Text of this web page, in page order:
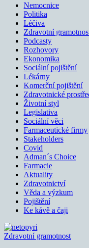
Nemocnice
Politika
Léčiva
Zdravotní
Podcasty
Rozhovory
Ekonomika
Sociální pojištění
Lékárny
Komerční pojištění
Zdravotnické
Životní styl
Legislativa
Sociální věci
Farmaceutické firmy
Stakeholders
Covid
Adman´s Choice
Farmacie
Aktuality
Zdravotnictví
Věda a výzkum
Pojištění
Ke kávě a čaji
Zdravotní gramotnost